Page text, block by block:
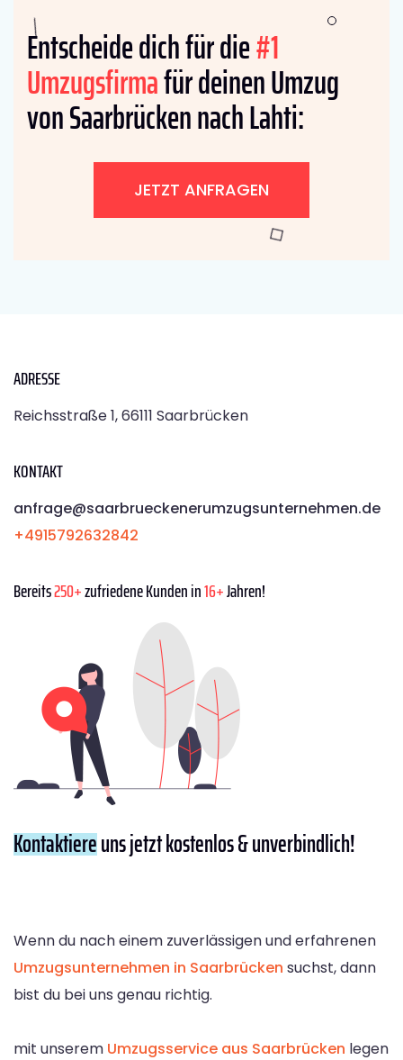
Entscheide dich für die#1
Umzugsfirmafür deinen Umzug
von Saarbrücken nach Lahti:
JETZT ANFRAGEN
ADRESSE
Reichsstraße 1, 66111 Saarbrücken
KONTAKT
anfrage@saarbrueckenerumzugsunternehmen.de
+4915792632842
Bereits250+zufriedene Kunden in16+Jahren!
Kontaktiereuns jetzt kostenlos & unverbindlich!
Wenn du nach einem zuverlässigen und erfahrenen
Umzugsunternehmen in Saarbrücken suchst, dann
bist du bei uns genau richtig.
mit unserem Umzugsservice aus Saarbrücken legen